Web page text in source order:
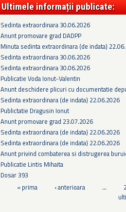
Ultimele informații publicate:
Sedinta extraordinara 30.06.2026
Anunt promovare grad DADPP
Minuta sedinta extraordinara (de indata)
Sedinta extraordinara 30.06.2026
Sedinta extraordinara 30.06.2026
Publicatie Voda Ionut-Valentin
Anunt deschidere plicuri cu documentatie
Sedinta extraordinara (de indata) 22.06.2026
Publictatie Dragusin Ionut
Anunt promovare grad 23.07.2026
Sedinta extraordinara (de indata) 22.06.2026
Sedinta extraordinara (de indata) 22.06.2026
Anunt privind combaterea si distrugerea
Publicatie Lintis Mihaita
Dosar 393
Pagini
« prima ‹ anterioara …